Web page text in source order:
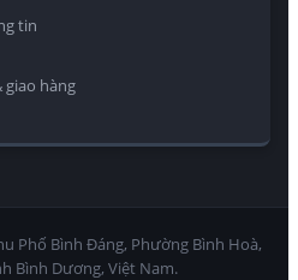
tin
giao hàng
Phố Bình Đáng, Phường Bình Hoà,
Bình Dương, Việt Nam.